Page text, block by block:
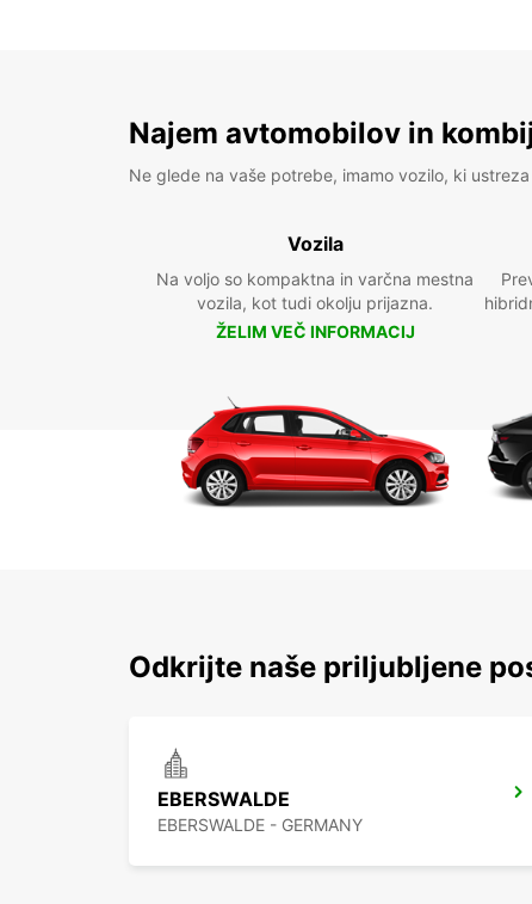
Najem avtomobilov in
Ne glede na vaše potrebe, imamo vozilo, ki ustreza
Vozila
Na voljo so kompaktna in varčna mestna
vozila, kot tudi okolju prijazna.
ŽELIM VEČ INFORMACIJ
Odkrijte naše priljubljene
EBERSWALDE
EBERSWALDE - GERMANY